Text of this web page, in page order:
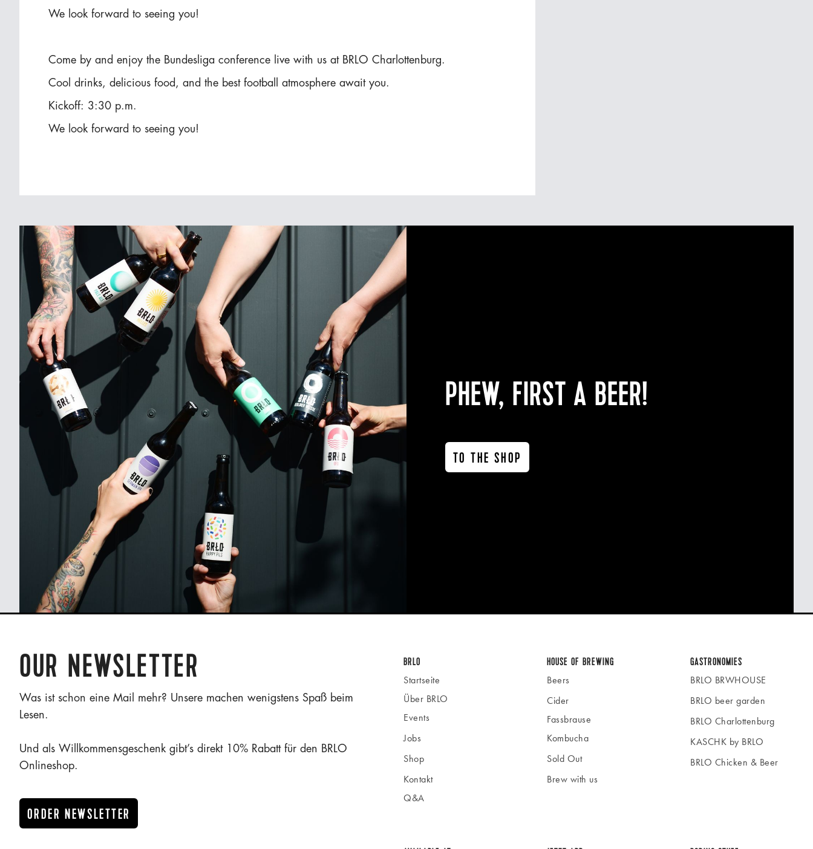
We look forward to seeing you!
Come by and enjoy the Bundesliga conference live with us at BRLO Charlottenburg.
Cool drinks, delicious food, and the best football atmosphere await you.
Kickoff: 3:30 p.m.
We look forward to seeing you!
PHEW, FIRST A BEER!
TO THE SHOP
OUR NEWSLETTER
Was ist schon eine Mail mehr? Unsere machen wenigstens Spaß beim
Lesen.
Und als Willkommensgeschenk gibt’s direkt 10% Rabatt für den BRLO
Onlineshop.
ORDER NEWSLETTER
BRLO
Startseite
Über BRLO
Events
Jobs
Shop
Kontakt
Q&A
HOUSE OF BREWING
Beers
Cider
Fassbrause
Kombucha
Sold Out
Brew with us
GASTRONOMIES
BRLO BRWHOUSE
BRLO beer garden
BRLO Charlottenburg
KASCHK by BRLO
BRLO Chicken & Beer